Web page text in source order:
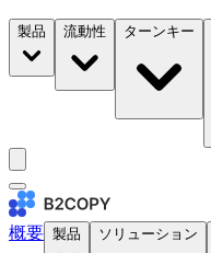
製品 流動性 ターンキー
概要 製品 ソリューション